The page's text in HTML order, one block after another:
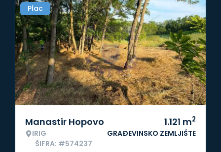
Plac
Manastir Hopovo
IRIG
ŠIFRA: #574237
1.121 m2
GRAĐEVINSKO ZEMLJIŠTE